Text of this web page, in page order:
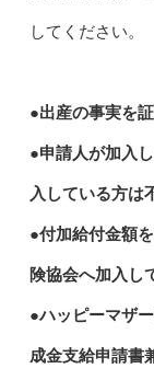
してください。
●出産の事実を
●申請人が加入
入している方は
●付加給付金額
険協会へ加入し
●ハッピーマザ
成金支給申請書